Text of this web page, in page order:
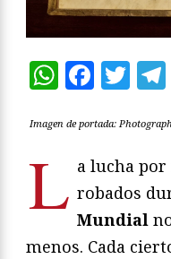
Imagen de portada:
L a lucha
robados
Mundial
menos. Cada